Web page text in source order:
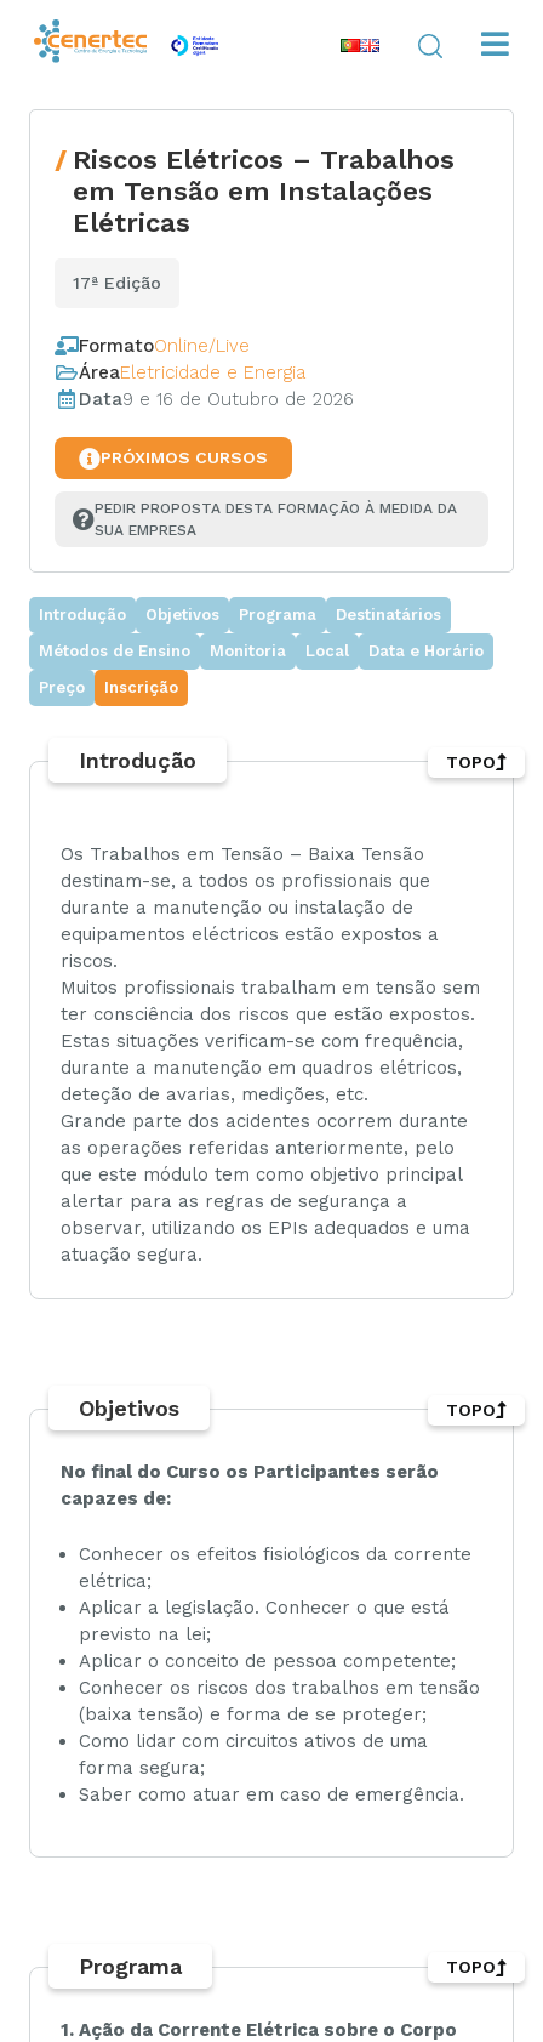
Riscos Elétricos – Trabalhos
em Tensão em Instalações
Elétricas
17ª Edição
FormatoOnline/Live
ÁreaEletricidade e Energia
Data9 e 16 de Outubro de 2026
PRÓXIMOS CURSOS
PEDIR PROPOSTA DESTA FORMAÇÃO À MEDIDA DA
SUA EMPRESA
Introdução Objetivos Programa
Destinatários
Métodos de Ensino
Monitoria Local
Data e Horário
Preço
Inscrição
Introdução
Os Trabalhos em Tensão – Baixa Tensão
destinam-se, a todos os profissionais que
durante a manutenção ou instalação de
equipamentos eléctricos estão expostos a
riscos.
Muitos profissionais trabalham em tensão sem
ter consciência dos riscos que estão expostos.
Estas situações verificam-se com frequência,
durante a manutenção em quadros elétricos,
deteção de avarias, medições, etc.
Grande parte dos acidentes ocorrem durante
as operações referidas anteriormente, pelo
que este módulo tem como objetivo principal
alertar para as regras de segurança a
observar, utilizando os EPIs adequados e uma
atuação segura.
TOPO
Objetivos
No final do Curso os Participantes serão
capazes de:
Conhecer os efeitos fisiológicos da corrente
elétrica;
Aplicar a legislação. Conhecer o que está
previsto na lei;
Aplicar o conceito de pessoa competente;
Conhecer os riscos dos trabalhos em tensão
(baixa tensão) e forma de se proteger;
Como lidar com circuitos ativos de uma
forma segura;
Saber como atuar em caso de emergência.
TOPO
Programa
1. Ação da Corrente Elétrica sobre o Corpo
TOPO